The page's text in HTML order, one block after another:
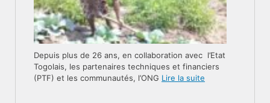
Depuis plus de 26 ans, en collaboration avec l’Etat
Togolais, les partenaires techniques et financiers
(PTF) et les communautés, l’ONG Lire la suite